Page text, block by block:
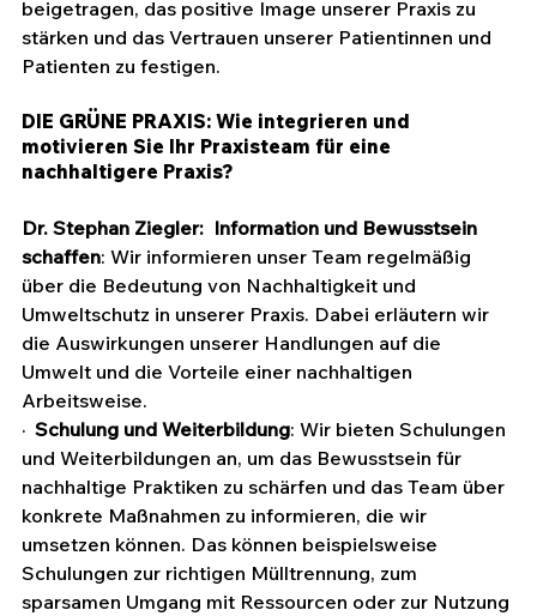
beigetragen, das positive Image unserer Praxis zu
stärken und das Vertrauen unserer Patientinnen und
Patienten zu festigen.
DIE GRÜNE PRAXIS: Wie integrieren und
motivieren Sie Ihr Praxisteam für eine
nachhaltigere Praxis?
Dr. Stephan Ziegler: Information und Bewusstsein
schaffen: Wir informieren unser Team regelmäßig
über die Bedeutung von Nachhaltigkeit und
Umweltschutz in unserer Praxis. Dabei erläutern wir
die Auswirkungen unserer Handlungen auf die
Umwelt und die Vorteile einer nachhaltigen
Arbeitsweise.
· Schulung und Weiterbildung: Wir bieten Schulungen
und Weiterbildungen an, um das Bewusstsein für
nachhaltige Praktiken zu schärfen und das Team über
konkrete Maßnahmen zu informieren, die wir
umsetzen können. Das können beispielsweise
Schulungen zur richtigen Mülltrennung, zum
sparsamen Umgang mit Ressourcen oder zur Nutzung